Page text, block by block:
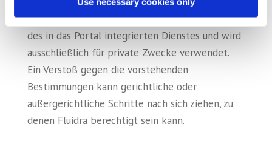
untersagt ist, es sei denn, diese Nutzung ist Teil
des in das Portal integrierten Dienstes und wird
ausschließlich für private Zwecke verwendet.
Ein Verstoß gegen die vorstehenden
Bestimmungen kann gerichtliche oder
außergerichtliche Schritte nach sich ziehen, zu
denen Fluidra berechtigt sein kann.